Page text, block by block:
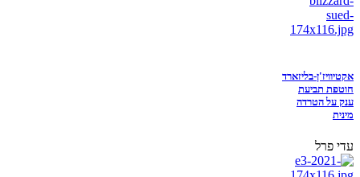
אקטיוויז'ן-בליזארד
חוטפת תביעת
ענק על הטרדה
מינית
עדי פרל